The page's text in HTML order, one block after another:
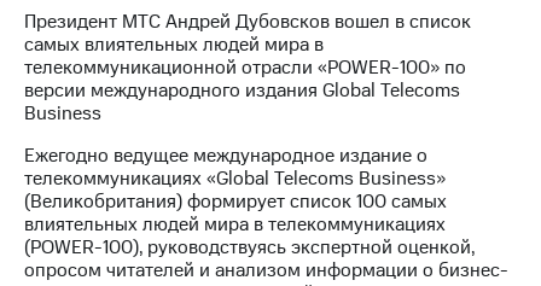
МТС
о технологиях
Достижения
Интервью
Финансовая
отчетность
Контакты
Президент МТС Андрей Дубовсков вошел в список
самых влиятельных людей мира в
телекоммуникационной отрасли «POWER-100» по
версии международного издания Global Telecoms
Business
Ежегодно ведущее международное издание о
телекоммуникациях «Global Telecoms Business»
(Великобритания) формирует список 100 самых
влиятельных людей мира в телекоммуникациях
(POWER-100), руководствуясь экспертной оценкой,
опросом читателей и анализом информации о бизнес-